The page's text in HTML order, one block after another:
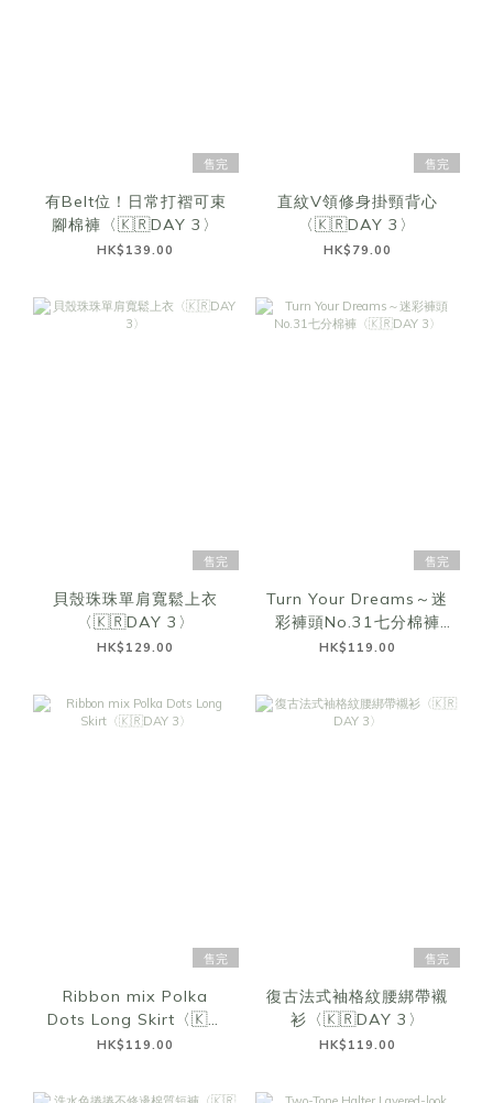
售完
有Belt位！日常打褶可束
腳棉褲〈🇰🇷DAY 3〉
HK$139.00
售完
直紋V領修身掛頸背心
〈🇰🇷DAY 3〉
HK$79.00
售完
貝殼珠珠單肩寬鬆上衣
〈🇰🇷DAY 3〉
HK$129.00
售完
Turn Your Dreams～迷
彩褲頭No.31七分棉褲
〈🇰🇷DAY 3〉
HK$119.00
售完
Ribbon mix Polka
Dots Long Skirt〈🇰🇷
DAY 3〉
HK$119.00
售完
復古法式袖格紋腰綁帶襯
衫〈🇰🇷DAY 3〉
HK$119.00